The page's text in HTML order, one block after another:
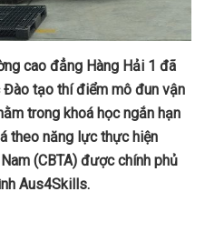
cao đẳng Hàng Hải 1 đã
tạo thí điểm mô đun vận
trong khoá học ngắn hạn
theo năng lực thực hiện
(CBTA) được chính phủ
Aus4Skills.